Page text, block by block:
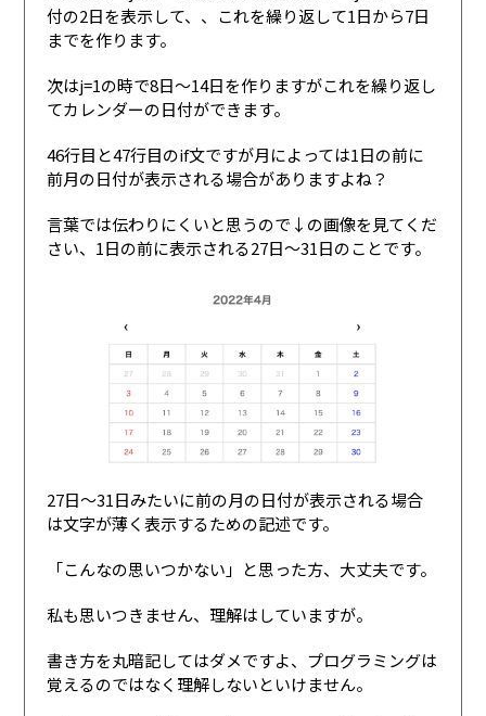
付の2日を表示して、、これを繰り返して1日から7日
までを作ります。
次はj=1の時で8日〜14日を作りますがこれを繰り返し
てカレンダーの日付ができます。
46行目と47行目のif文ですが月によっては1日の前に
前月の日付が表示される場合がありますよね？
言葉では伝わりにくいと思うので↓の画像を見てくだ
さい、1日の前に表示される27日〜31日のことです。
27日〜31日みたいに前の月の日付が表示される場合
は文字が薄く表示するための記述です。
「こんなの思いつかない」と思った方、大丈夫です。
私も思いつきません、理解はしていますが。
書き方を丸暗記してはダメですよ、プログラミングは
覚えるのではなく理解しないといけません。